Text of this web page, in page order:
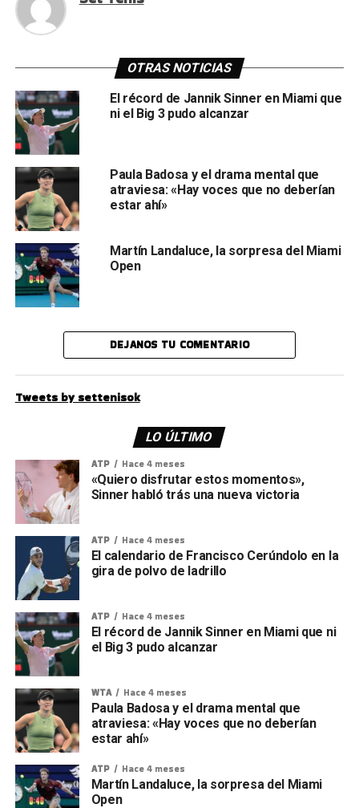
OTRAS NOTICIAS
El récord de Jannik Sinner en Miami que
ni el Big 3 pudo alcanzar
Paula Badosa y el drama mental que
atraviesa: «Hay voces que no deberían
estar ahí»
Martín Landaluce, la sorpresa del Miami
Open
DEJANOS TU COMENTARIO
Tweets by settenisok
LO ÚLTIMO
ATP Hace 4 meses
«Quiero disfrutar estos momentos»,
Sinner habló trás una nueva victoria
ATP Hace 4 meses
El calendario de Francisco Cerúndolo en la
gira de polvo de ladrillo
ATP Hace 4 meses
El récord de Jannik Sinner en Miami que ni
el Big 3 pudo alcanzar
WTA Hace 4 meses
Paula Badosa y el drama mental que
atraviesa: «Hay voces que no deberían
estar ahí»
ATP Hace 4 meses
Martín Landaluce, la sorpresa del Miami
Open